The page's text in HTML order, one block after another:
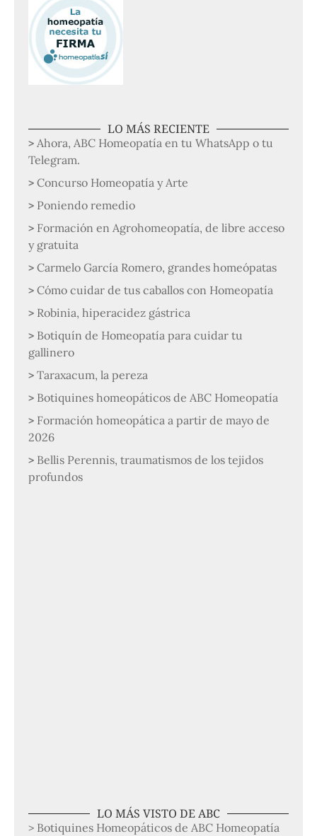
LO MÁS RECIENTE
Ahora, ABC Homeopatía en tu WhatsApp o tu
Telegram.
Concurso Homeopatía y Arte
Poniendo remedio
Formación en Agrohomeopatía, de libre acceso
y gratuita
Carmelo García Romero, grandes homeópatas
Cómo cuidar de tus caballos con Homeopatía
Robinia, hiperacidez gástrica
Botiquín de Homeopatía para cuidar tu
gallinero
Taraxacum, la pereza
Botiquines homeopáticos de ABC Homeopatía
Formación homeopática a partir de mayo de
2026
Bellis Perennis, traumatismos de los tejidos
profundos
LO MÁS VISTO DE ABC
> Botiquines Homeopáticos de ABC Homeopatía